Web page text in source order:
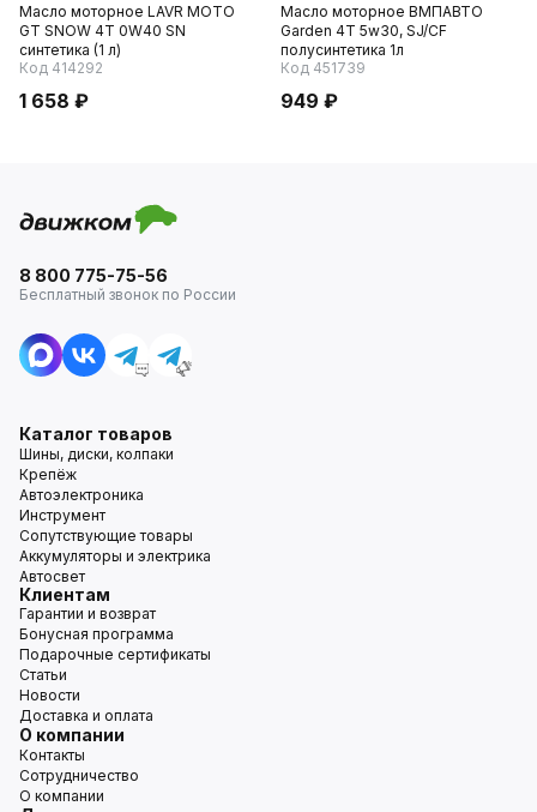
Масло моторное LAVR MOTO
GT SNOW 4T 0W40 SN
синтетика (1 л)
Код 414292
1 658 ₽
Масло моторное ВМПАВТО
Garden 4Т 5w30, SJ/CF
полусинтетика 1л
Код 451739
949 ₽
8 800 775-75-56
Бесплатный звонок по России
Каталог товаров
Шины, диски, колпаки
Крепёж
Автоэлектроника
Инструмент
Сопутствующие товары
Аккумуляторы и электрика
Автосвет
Клиентам
Гарантии и возврат
Бонусная программа
Подарочные сертификаты
Статьи
Новости
Доставка и оплата
О компании
Контакты
Сотрудничество
О компании